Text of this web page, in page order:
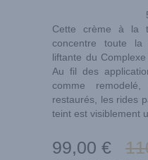
Cette crème à la
concentre toute la
liftante du
Au fil des
comme
restaurés, les rides
teint est visiblement
99,00 €